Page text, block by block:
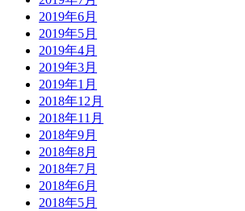
2019年6月
2019年5月
2019年4月
2019年3月
2019年1月
2018年12月
2018年11月
2018年9月
2018年8月
2018年7月
2018年6月
2018年5月